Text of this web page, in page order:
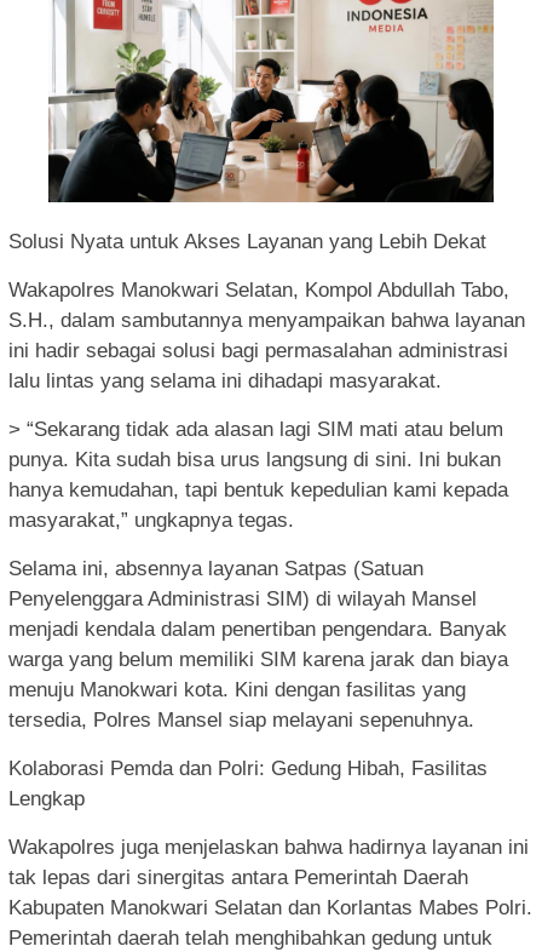
Solusi Nyata untuk Akses Layanan yang Lebih Dekat
Wakapolres Manokwari Selatan, Kompol Abdullah Tabo,
S.H., dalam sambutannya menyampaikan bahwa layanan
ini hadir sebagai solusi bagi permasalahan administrasi
lalu lintas yang selama ini dihadapi masyarakat.
> “Sekarang tidak ada alasan lagi SIM mati atau belum
punya. Kita sudah bisa urus langsung di sini. Ini bukan
hanya kemudahan, tapi bentuk kepedulian kami kepada
masyarakat,” ungkapnya tegas.
Selama ini, absennya layanan Satpas (Satuan
Penyelenggara Administrasi SIM) di wilayah Mansel
menjadi kendala dalam penertiban pengendara. Banyak
warga yang belum memiliki SIM karena jarak dan biaya
menuju Manokwari kota. Kini dengan fasilitas yang
tersedia, Polres Mansel siap melayani sepenuhnya.
Kolaborasi Pemda dan Polri: Gedung Hibah, Fasilitas
Lengkap
Wakapolres juga menjelaskan bahwa hadirnya layanan ini
tak lepas dari sinergitas antara Pemerintah Daerah
Kabupaten Manokwari Selatan dan Korlantas Mabes Polri.
Pemerintah daerah telah menghibahkan gedung untuk